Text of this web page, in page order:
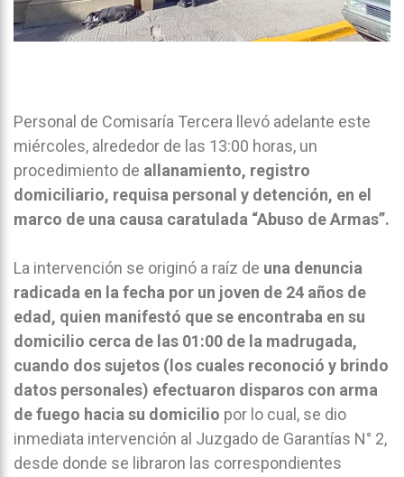
Personal de Comisaría Tercera llevó adelante este
miércoles, alrededor de las 13:00 horas, un
procedimiento de allanamiento, registro
domiciliario, requisa personal y detención, en el
marco de una causa caratulada “Abuso de Armas”.
La intervención se originó a raíz de una denuncia
radicada en la fecha por un joven de 24 años de
edad, quien manifestó que se encontraba en su
domicilio cerca de las 01:00 de la madrugada,
cuando dos sujetos (los cuales reconoció y brindo
datos personales) efectuaron disparos con arma
de fuego hacia su domicilio por lo cual, se dio
inmediata intervención al Juzgado de Garantías N° 2,
desde donde se libraron las correspondientes